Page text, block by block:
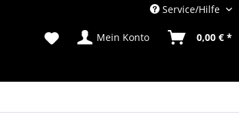
Service/Hilfe
Mein Konto 0,00 € *